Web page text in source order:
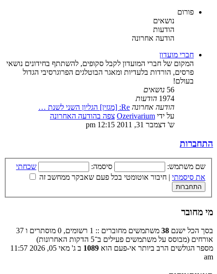
פורום
נושאים
הודעות
הודעה אחרונה
חברי מועדון
המקום של חברי המועדון לקבל סקופים, להשתתף בחידונים נושאי
פרסים, הורדות בלעדיות ומאגר הבוטלגים הפרוגרסיבי הגדול
בעולם!
56 נושאים
1974 הודעות
הודעה אחרונה Re: [מגזין] הגליון השני לשנת …
על ידי Ozerivarium צפה בהודעה האחרונה
ש' דצמבר 31, 2011 12:15 pm
התחברות
שם משתמש: סיסמה:
שכחתי
את סיסמתי | חיבור אוטומטי בכל פעם שאבקר ממחשב זה
מי מחובר
בסך הכל ישנם 38
משתמשים מחוברים :: 1 רשומים, 0 מוסתרים ו 37
אורחים (מבוסס על משתמשים פעילים ב־5 הדקות האחרונות)
מספר הגולשים הרב ביותר אי-פעם הוא 1089
ב ג' מאי 05, 2026 11:57
am